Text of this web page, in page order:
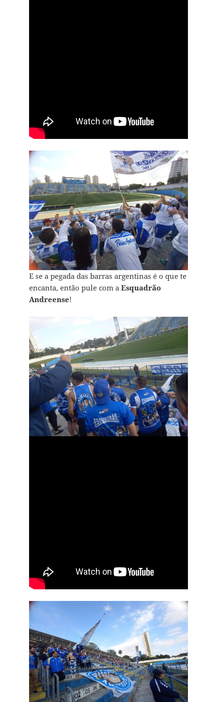
E se a pegada das barras argentinas é o que te
encanta, então pule com a Esquadrão
Andreense!